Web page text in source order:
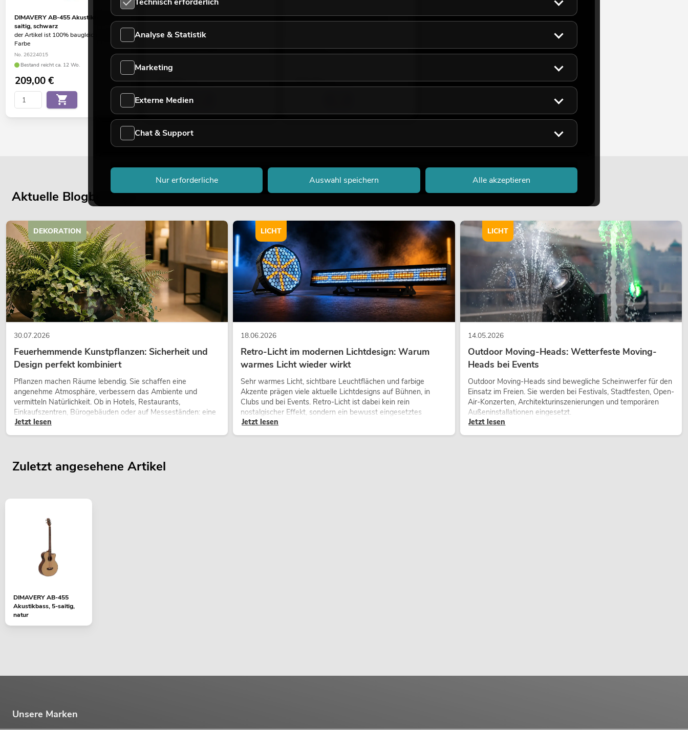
DIMAVERY AB-455 Akustikbass, 5-
saitig, schwarz
der Artikel ist 100% baugleich, andere
Farbe
No. 26224015
Bestand reicht ca. 12 Wo.
209,00€
DIMAVERY AB-450 Akustikbass, natur
No. 26224012
Bestand reicht ca. 12 Wo.
199,00€
DIMAVERY AB-450 Akustikbass,
Bestand reicht ca. 12 Wo.
199,00€
Aktuelle Blogbeiträge
30.07.2026
Feuerhemmende Kunstpflanzen: Sicherheit und
Design perfekt kombiniert
Pflanzen machen Räume lebendig. Sie schaffen eine
angenehme Atmosphäre, verbessern das Ambiente und
vermitteln Natürlichkeit. Ob in Hotels, Restaurants,
Einkaufszentren, Bürogebäuden oder auf Messeständen: eine
hochwertige Begrünung gehört heute längst zum modernen
Raumkonzept.
Jetzt lesen
DEKORATION
18.06.2026
Retro-Licht im modernen Lichtdesign: Warum
warmes Licht wieder wirkt
Sehr warmes Licht, sichtbare Leuchtflächen und farbige
Akzente prägen viele aktuelle Lichtdesigns auf Bühnen, in
Clubs und bei Events. Retro-Licht ist dabei kein rein
nostalgischer Effekt, sondern ein bewusst eingesetztes
Gestaltungsmittel: Es schafft Atmosphäre, gibt Szenen
Charakter und kann technische LED-Setups emotionaler
Jetzt lesen
LICHT
14.05.2026
Outdoor Moving-Heads: Wetterfeste Moving-
Heads bei Events
Outdoor Moving-Heads sind bewegliche Scheinwerfer für den
Einsatz im Freien. Sie werden bei Festivals, Stadtfesten, Open-
Air-Konzerten, Architekturinszenierungen und temporären
Außeninstallationen eingesetzt.
Jetzt lesen
LICHT
Zuletzt angesehene Artikel
DIMAVERY AB-455
Akustikbass, 5-saitig,
natur
Unsere Marken
Analyse & Statistik
Marketing
Externe Medien
Chat & Support
Nur erforderliche Auswahl speichern Alle akzeptieren